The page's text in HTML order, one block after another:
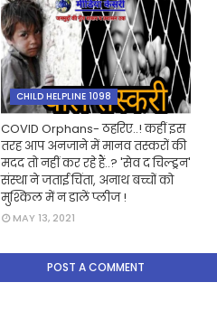
CHILD HELPLINE 1098
COVID Orphans- ठहरिए..! कहीं इस
तरह आप अनजाने में मानव तस्करों की
मदद तो नहीं कर रहे हैं..? 'सेव द चिल्ड्रन'
संस्था ने जताई चिंता, अनाथ बच्चों को
मुश्किल में न डालें प्लीज !
MAY 13, 2021
POST A COMMENT